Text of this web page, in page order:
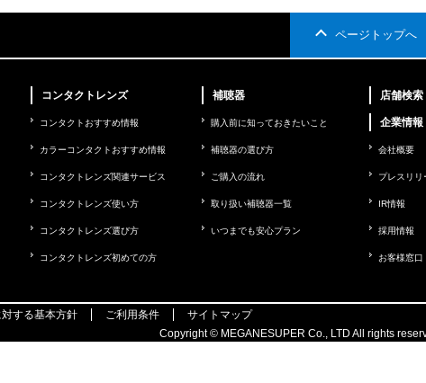
ページトップへ
コンタクトレンズ
コンタクトおすすめ情報
カラーコンタクトおすすめ情報
コンタクトレンズ関連サービス
コンタクトレンズ使い方
コンタクトレンズ選び方
コンタクトレンズ初めての方
補聴器
購入前に知っておきたいこと
補聴器の選び方
ご購入の流れ
取り扱い補聴器一覧
いつまでも安心プラン
店舗検索
企業情報
会社概要
プレスリリ
IR情報
採用情報
お客様窓口
する基本方針 ご利用条件
サイトマップ
Copyright © MEGANESUPER Co., LTD All rights